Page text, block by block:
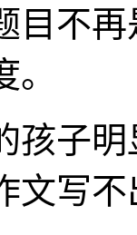
目不
孩子
文写